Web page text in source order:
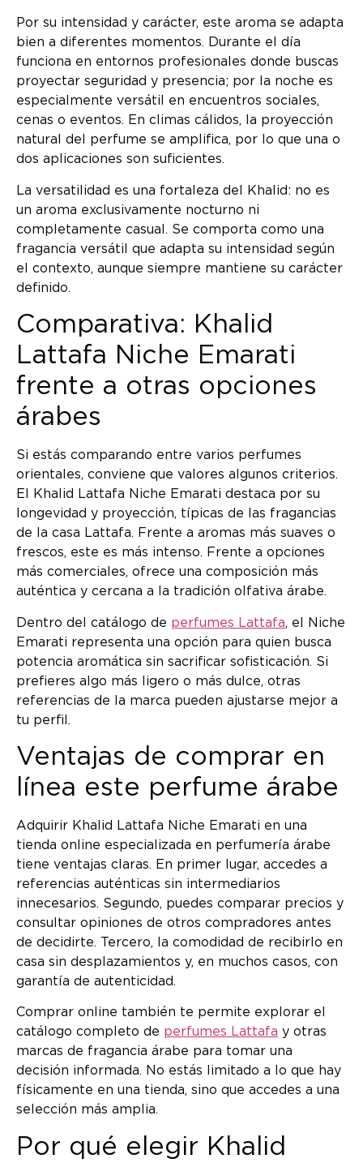
Por su intensidad y carácter, este aroma se adapta
bien a diferentes momentos. Durante el día
funciona en entornos profesionales donde buscas
proyectar seguridad y presencia; por la noche es
especialmente versátil en encuentros sociales,
cenas o eventos. En climas cálidos, la proyección
natural del perfume se amplifica, por lo que una o
dos aplicaciones son suficientes.
La versatilidad es una fortaleza del Khalid: no es
un aroma exclusivamente nocturno ni
completamente casual. Se comporta como una
fragancia versátil que adapta su intensidad según
el contexto, aunque siempre mantiene su carácter
definido.
Comparativa: Khalid
Lattafa Niche Emarati
frente a otras opciones
árabes
Si estás comparando entre varios perfumes
orientales, conviene que valores algunos criterios.
El Khalid Lattafa Niche Emarati destaca por su
longevidad y proyección, típicas de las fragancias
de la casa Lattafa. Frente a aromas más suaves o
frescos, este es más intenso. Frente a opciones
más comerciales, ofrece una composición más
auténtica y cercana a la tradición olfativa árabe.
Dentro del catálogo de perfumes Lattafa, el Niche
Emarati representa una opción para quien busca
potencia aromática sin sacrificar sofisticación. Si
prefieres algo más ligero o más dulce, otras
referencias de la marca pueden ajustarse mejor a
tu perfil.
Ventajas de comprar en
línea este perfume árabe
Adquirir Khalid Lattafa Niche Emarati en una
tienda online especializada en perfumería árabe
tiene ventajas claras. En primer lugar, accedes a
referencias auténticas sin intermediarios
innecesarios. Segundo, puedes comparar precios y
consultar opiniones de otros compradores antes
de decidirte. Tercero, la comodidad de recibirlo en
casa sin desplazamientos y, en muchos casos, con
garantía de autenticidad.
Comprar online también te permite explorar el
catálogo completo de perfumes Lattafa y otras
marcas de fragancia árabe para tomar una
decisión informada. No estás limitado a lo que hay
físicamente en una tienda, sino que accedes a una
selección más amplia.
Por qué elegir Khalid